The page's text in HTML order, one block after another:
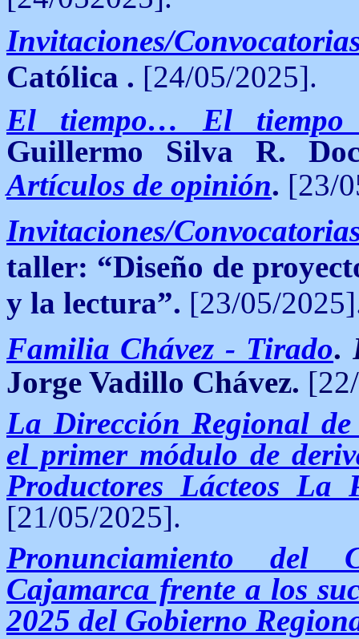
Invitaciones/
Católica . [24/05/2025].
El tiempo… El
Guillermo Silva R.
Artículos de opinión. [23/
Invitaciones/
taller: “Diseño de
y la lectura”. [23/05/
Familia Chávez - Tirado.
Jorge Vadillo Chávez.
La Dirección Regional
el primer módulo de
Productores Lácteos La
[21/05/2025].
Pronunciamiento del
Cajamarca frente a los
2025 del Gobierno